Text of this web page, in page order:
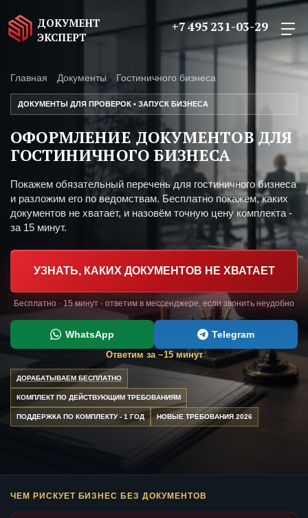
ДОКУМЕНТ
ЭКСПЕРТ
+7 495 231-03-29
Главная Документы Гостиничного бизнеса
ДОКУМЕНТЫ ДЛЯ ПРОВЕРОК • ЗАПУСК БИЗНЕСА
ОФОРМЛЕНИЕ ДОКУМЕНТОВ ДЛЯ
ГОСТИНИЧНОГО БИЗНЕСА
Покажем обязательный перечень для гостиничного бизнеса
и разложим его по ведомствам. Бесплатно покажем, каких
документов не хватает, и назовём точную цену комплекта -
за 15 минут.
УЗНАТЬ, КАКИХ ДОКУМЕНТОВ НЕ ХВАТАЕТ
Бесплатно · 15 минут · ответим в мессенджере, если звонить неудобно
WhatsApp Telegram
Ответим за ~15 минут
ДОРАБАТЫВАЕМ БЕСПЛАТНО
КОМПЛЕКТ ПО ДЕЙСТВУЮЩИМ ТРЕБОВАНИЯМ
ПОДДЕРЖКА ПО КОМПЛЕКТУ - 1 ГОД НОВЫЕ ТРЕБОВАНИЯ 2026
ЧЕМ РИСКУЕТ БИЗНЕС БЕЗ ДОКУМЕНТОВ